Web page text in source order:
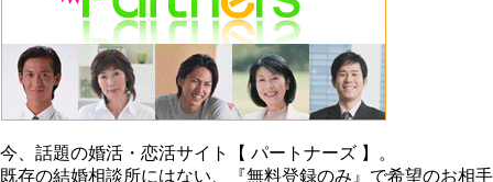
今、話題の婚活・恋活サイト【 パートナーズ 】。
既存の結婚相談所にはない、『無料登録のみ』で希望のお相手